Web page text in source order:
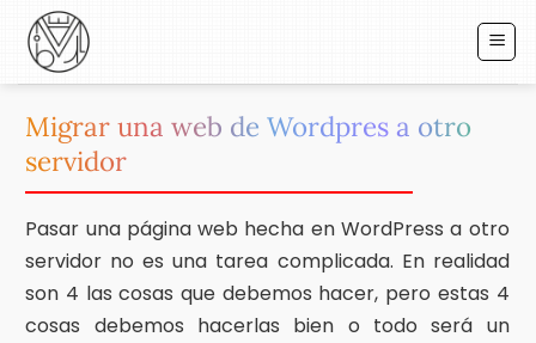
Saltar
contenido
Migrar una web de Wordpres a otro
servidor
Pasar una página web hecha en WordPress a otro
servidor no es una tarea complicada. En realidad
son 4 las cosas que debemos hacer, pero estas 4
cosas debemos hacerlas bien o todo será un